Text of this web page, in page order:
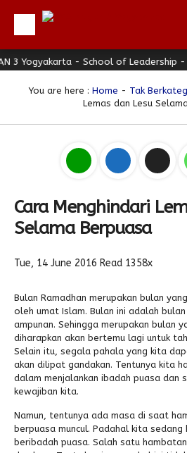
Beranda
Profil
Download
Bulletin
PPDB
Alumni
Yogyakarta - School of Leadership -
You are here : Home - Tak
Lemas dan Lesu
Cara Menghindari
Selama Berpuasa
Tue, 14 June 2016 Read 1358x
Bulan Ramadhan merupakan bulan
oleh umat Islam. Bulan ini adalah
ampunan. Sehingga merupakan bulan
diharapkan akan bertemu lagi untuk
Selain itu, segala pahala yang kita
akan dilipat gandakan. Tentunya kita
dalam menjalankan ibadah puasa dan
kewajiban kita.
Namun, tentunya ada masa di saat
berpuasa muncul. Padahal kita
beribadah puasa. Salah satu